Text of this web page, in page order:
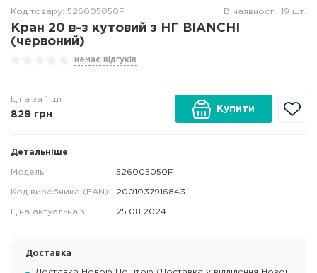
Код товару: 526005050F В наявності: 19 шт.
Кран 20 в-з кутовий з НГ BIANCHI
(червоний)
немає відгуків
Ціна за 1 шт
829 грн
Купити
Детальніше
Модель: 526005050F
Код виробника (EAN): 2001037916843
Ціна актуальна з: 25.08.2024
Доставка